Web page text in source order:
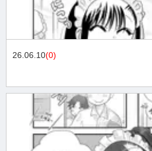
26.06.10(0)